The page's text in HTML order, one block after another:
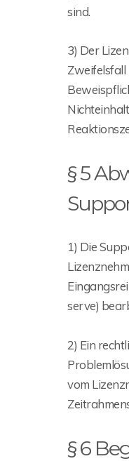
sind.
3) Der
Zweifelsfall
§ 5
1) Die
serve)
2) Ein
vom
§ 6